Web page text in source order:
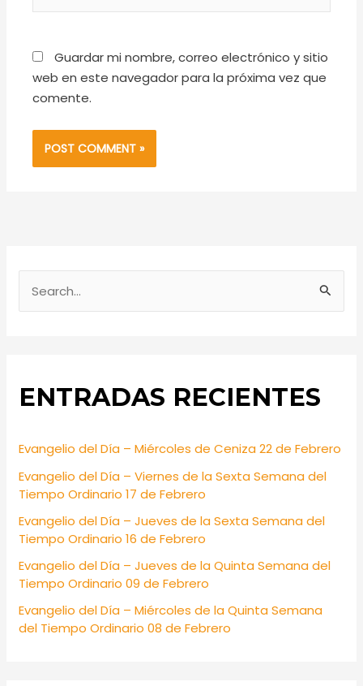
Guardar mi nombre, correo electrónico y sitio
web en este navegador para la próxima vez que
comente.
c
r
:
ENTRADAS RECIENTES
Evangelio del Día – Miércoles de Ceniza 22 de Febrero
Evangelio del Día – Viernes de la Sexta Semana del
Tiempo Ordinario 17 de Febrero
Evangelio del Día – Jueves de la Sexta Semana del
Tiempo Ordinario 16 de Febrero
Evangelio del Día – Jueves de la Quinta Semana del
Tiempo Ordinario 09 de Febrero
Evangelio del Día – Miércoles de la Quinta Semana
del Tiempo Ordinario 08 de Febrero